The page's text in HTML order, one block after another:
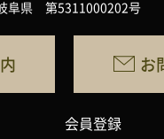
阜県 第5311000202号
お
会員登録